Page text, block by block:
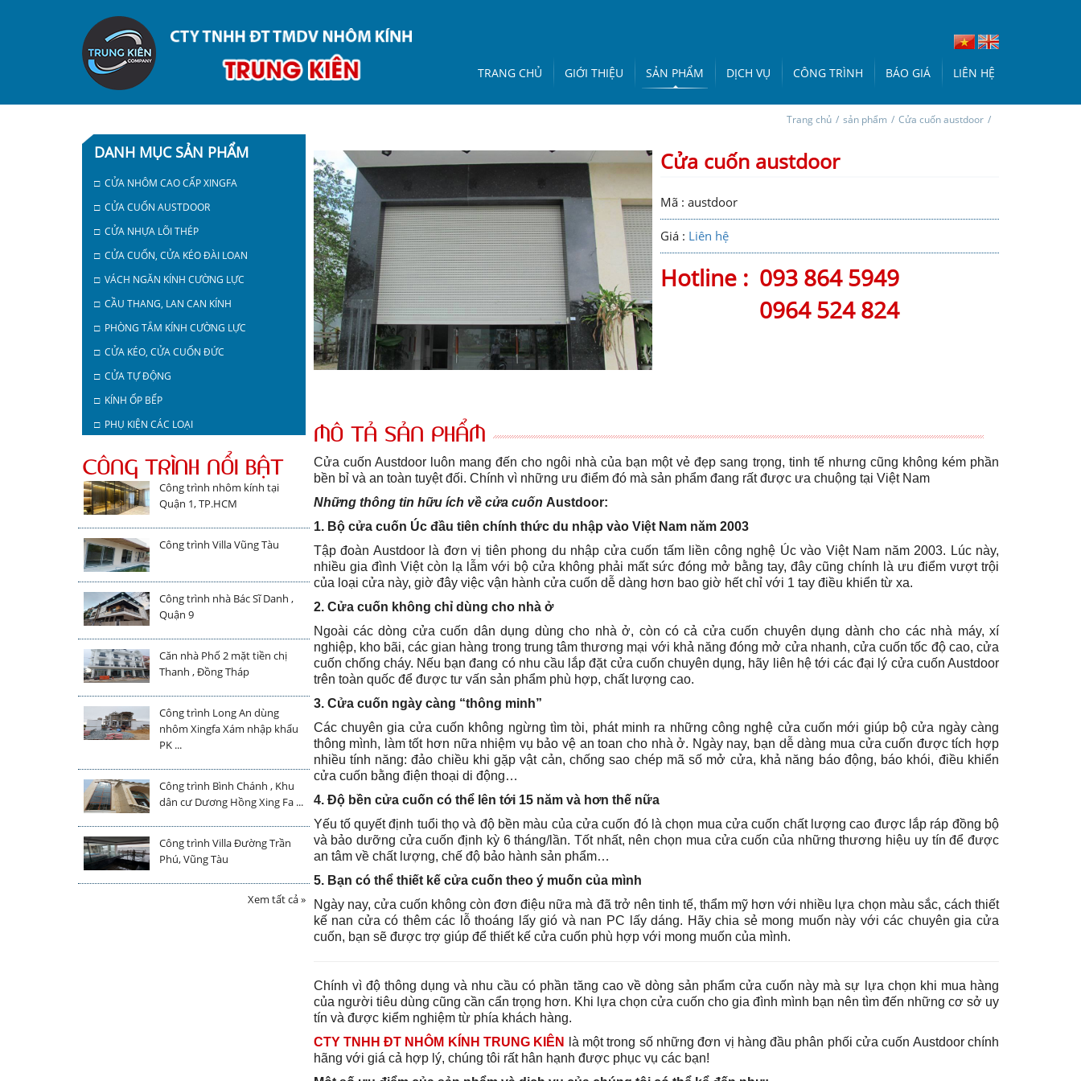
TRANG CHỦ GIỚI THIỆU SẢN PHẨM DỊCH VỤ CÔNG TRÌNH BÁO GIÁ LIÊN HỆ
Trang chủ / sản phẩm / Cửa cuốn austdoor /
DANH MỤC SẢN PHẨM
□ CỬA NHÔM CAO CẤP XINGFA
□ CỬA CUỐN AUSTDOOR
□ CỬA NHỰA LÕI THÉP
□ CỬA CUỐN, CỬA KÉO ĐÀI LOAN
□ VÁCH NGĂN KÍNH CƯỜNG LỰC
□ CẦU THANG, LAN CAN KÍNH
□ PHÒNG TẮM KÍNH CƯỜNG LỰC
□ CỬA KÉO, CỬA CUỐN ĐỨC
□ CỬA TỰ ĐỘNG
□ KÍNH ỐP BẾP
□ PHỤ KIỆN CÁC LOẠI
CÔNG TRÌNH NỔI BẬT
Công trình nhôm kính tại
Quận 1, TP.HCM
Công trình Villa Vũng Tàu
Công trình nhà Bác Sĩ Danh ,
Quận 9
Căn nhà Phố 2 mặt tiền chị
Thanh , Đồng Tháp
Công trình Long An dùng
nhôm Xingfa Xám nhập khẩu
PK ...
Công trình Bình Chánh , Khu
dân cư Dương Hồng Xing Fa ...
Công trình Villa Đường Trần
Phú, Vũng Tàu
Xem tất cả »
Cửa cuốn austdoor
Mã : austdoor
Giá : Liên hệ
Hotline : 093 864 5949
0964 524 824
MÔ TẢ SẢN PHẨM
Cửa cuốn Austdoor luôn mang đến cho ngôi nhà của bạn một vẻ đẹp sang trọng, tinh tế nhưng cũng không kém phần
bền bỉ và an toàn tuyệt đối. Chính vì những ưu điểm đó mà sản phẩm đang rất được ưa chuộng tại Việt Nam
Những thông tin hữu ích về cửa cuốn Austdoor:
1. Bộ cửa cuốn Úc đầu tiên chính thức du nhập vào Việt Nam năm 2003
Tập đoàn Austdoor là đơn vị tiên phong du nhập cửa cuốn tấm liền công nghệ Úc vào Việt Nam năm 2003. Lúc này,
nhiều gia đình Việt còn lạ lẫm với bộ cửa không phải mất sức đóng mở bằng tay, đây cũng chính là ưu điểm vượt trội
của loại cửa này, giờ đây việc vận hành cửa cuốn dễ dàng hơn bao giờ hết chỉ với 1 tay điều khiển từ xa.
2. Cửa cuốn không chỉ dùng cho nhà ở
Ngoài các dòng cửa cuốn dân dụng dùng cho nhà ở, còn có cả cửa cuốn chuyên dụng dành cho các nhà máy, xí
nghiệp, kho bãi, các gian hàng trong trung tâm thương mại với khả năng đóng mở cửa nhanh, cửa cuốn tốc độ cao, cửa
cuốn chống cháy. Nếu bạn đang có nhu cầu lắp đặt cửa cuốn chuyên dụng, hãy liên hệ tới các đại lý cửa cuốn Austdoor
trên toàn quốc để được tư vấn sản phẩm phù hợp, chất lượng cao.
3. Cửa cuốn ngày càng “thông minh”
Các chuyên gia cửa cuốn không ngừng tìm tòi, phát minh ra những công nghệ cửa cuốn mới giúp bộ cửa ngày càng
thông mình, làm tốt hơn nữa nhiệm vụ bảo vệ an toan cho nhà ở. Ngày nay, bạn dễ dàng mua cửa cuốn được tích hợp
nhiều tính năng: đảo chiều khi gặp vật cản, chống sao chép mã số mở cửa, khả năng báo động, báo khói, điều khiển
cửa cuốn bằng điện thoại di động…
4. Độ bền cửa cuốn có thể lên tới 15 năm và hơn thế nữa
Yếu tố quyết định tuổi thọ và độ bền màu của cửa cuốn đó là chọn mua cửa cuốn chất lượng cao được lắp ráp đồng bộ
và bảo dưỡng cửa cuốn định kỳ 6 tháng/lần. Tốt nhất, nên chọn mua cửa cuốn của những thương hiệu uy tín để được
an tâm về chất lượng, chế độ bảo hành sản phẩm…
5. Bạn có thể thiết kế cửa cuốn theo ý muốn của mình
Ngày nay, cửa cuốn không còn đơn điệu nữa mà đã trở nên tinh tế, thẩm mỹ hơn với nhiều lựa chọn màu sắc, cách thiết
kế nan cửa có thêm các lỗ thoáng lấy gió và nan PC lấy dáng. Hãy chia sẻ mong muốn này với các chuyên gia cửa
cuốn, bạn sẽ được trợ giúp để thiết kế cửa cuốn phù hợp với mong muốn của mình.
Chính vì độ thông dụng và nhu cầu có phần tăng cao về dòng sản phẩm cửa cuốn này mà sự lựa chọn khi mua hàng
của người tiêu dùng cũng cần cẩn trọng hơn. Khi lựa chọn cửa cuốn cho gia đình mình bạn nên tìm đến những cơ sở uy
tín và được kiểm nghiệm từ phía khách hàng.
CTY TNHH ĐT NHÔM KÍNH TRUNG KIÊN
là một trong số những đơn vị hàng đầu phân phối cửa cuốn Austdoor chính
hãng với giá cả hợp lý, chúng tôi rất hân hạnh được phục vụ các bạn!